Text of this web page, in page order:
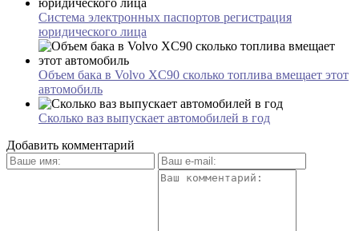
Система электронных паспортов регистрация
юридического лица
Объем бака в Volvo XC90 сколько топлива вмещает этот
автомобиль
Сколько ваз выпускает автомобилей в год
Добавить комментарий